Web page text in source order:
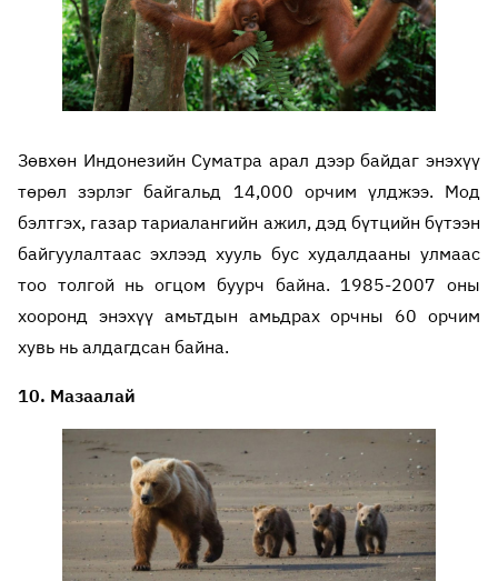
Зөвхөн Индонезийн Суматра арал дээр байдаг энэхүү
төрөл зэрлэг байгальд 14,000 орчим үлджээ. Мод
бэлтгэх, газар тариалангийн ажил, дэд бүтцийн бүтээн
байгуулалтаас эхлээд хууль бус худалдааны улмаас
тоо толгой нь огцом буурч байна. 1985-2007 оны
хооронд энэхүү амьтдын амьдрах орчны 60 орчим
хувь нь алдагдсан байна.
10. Мазаалай